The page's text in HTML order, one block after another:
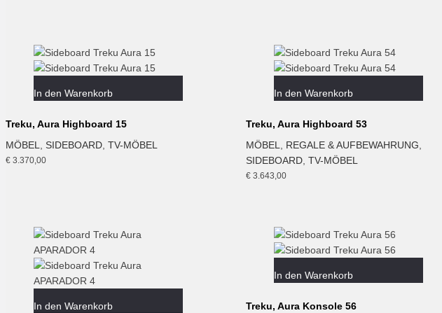
In den Warenkorb
Treku, Aura Highboard 15
MÖBEL
SIDEBOARD TV-MÖBEL
€ 3.370,00
In den Warenkorb
Treku, Aura Highboard 53
MÖBEL
REGALE & AUFBEWAHRUNG
SIDEBOARD ,TV-MÖBEL
€ 3.643,00
In den Warenkorb
In den Warenkorb
Treku, Aura Konsole 56